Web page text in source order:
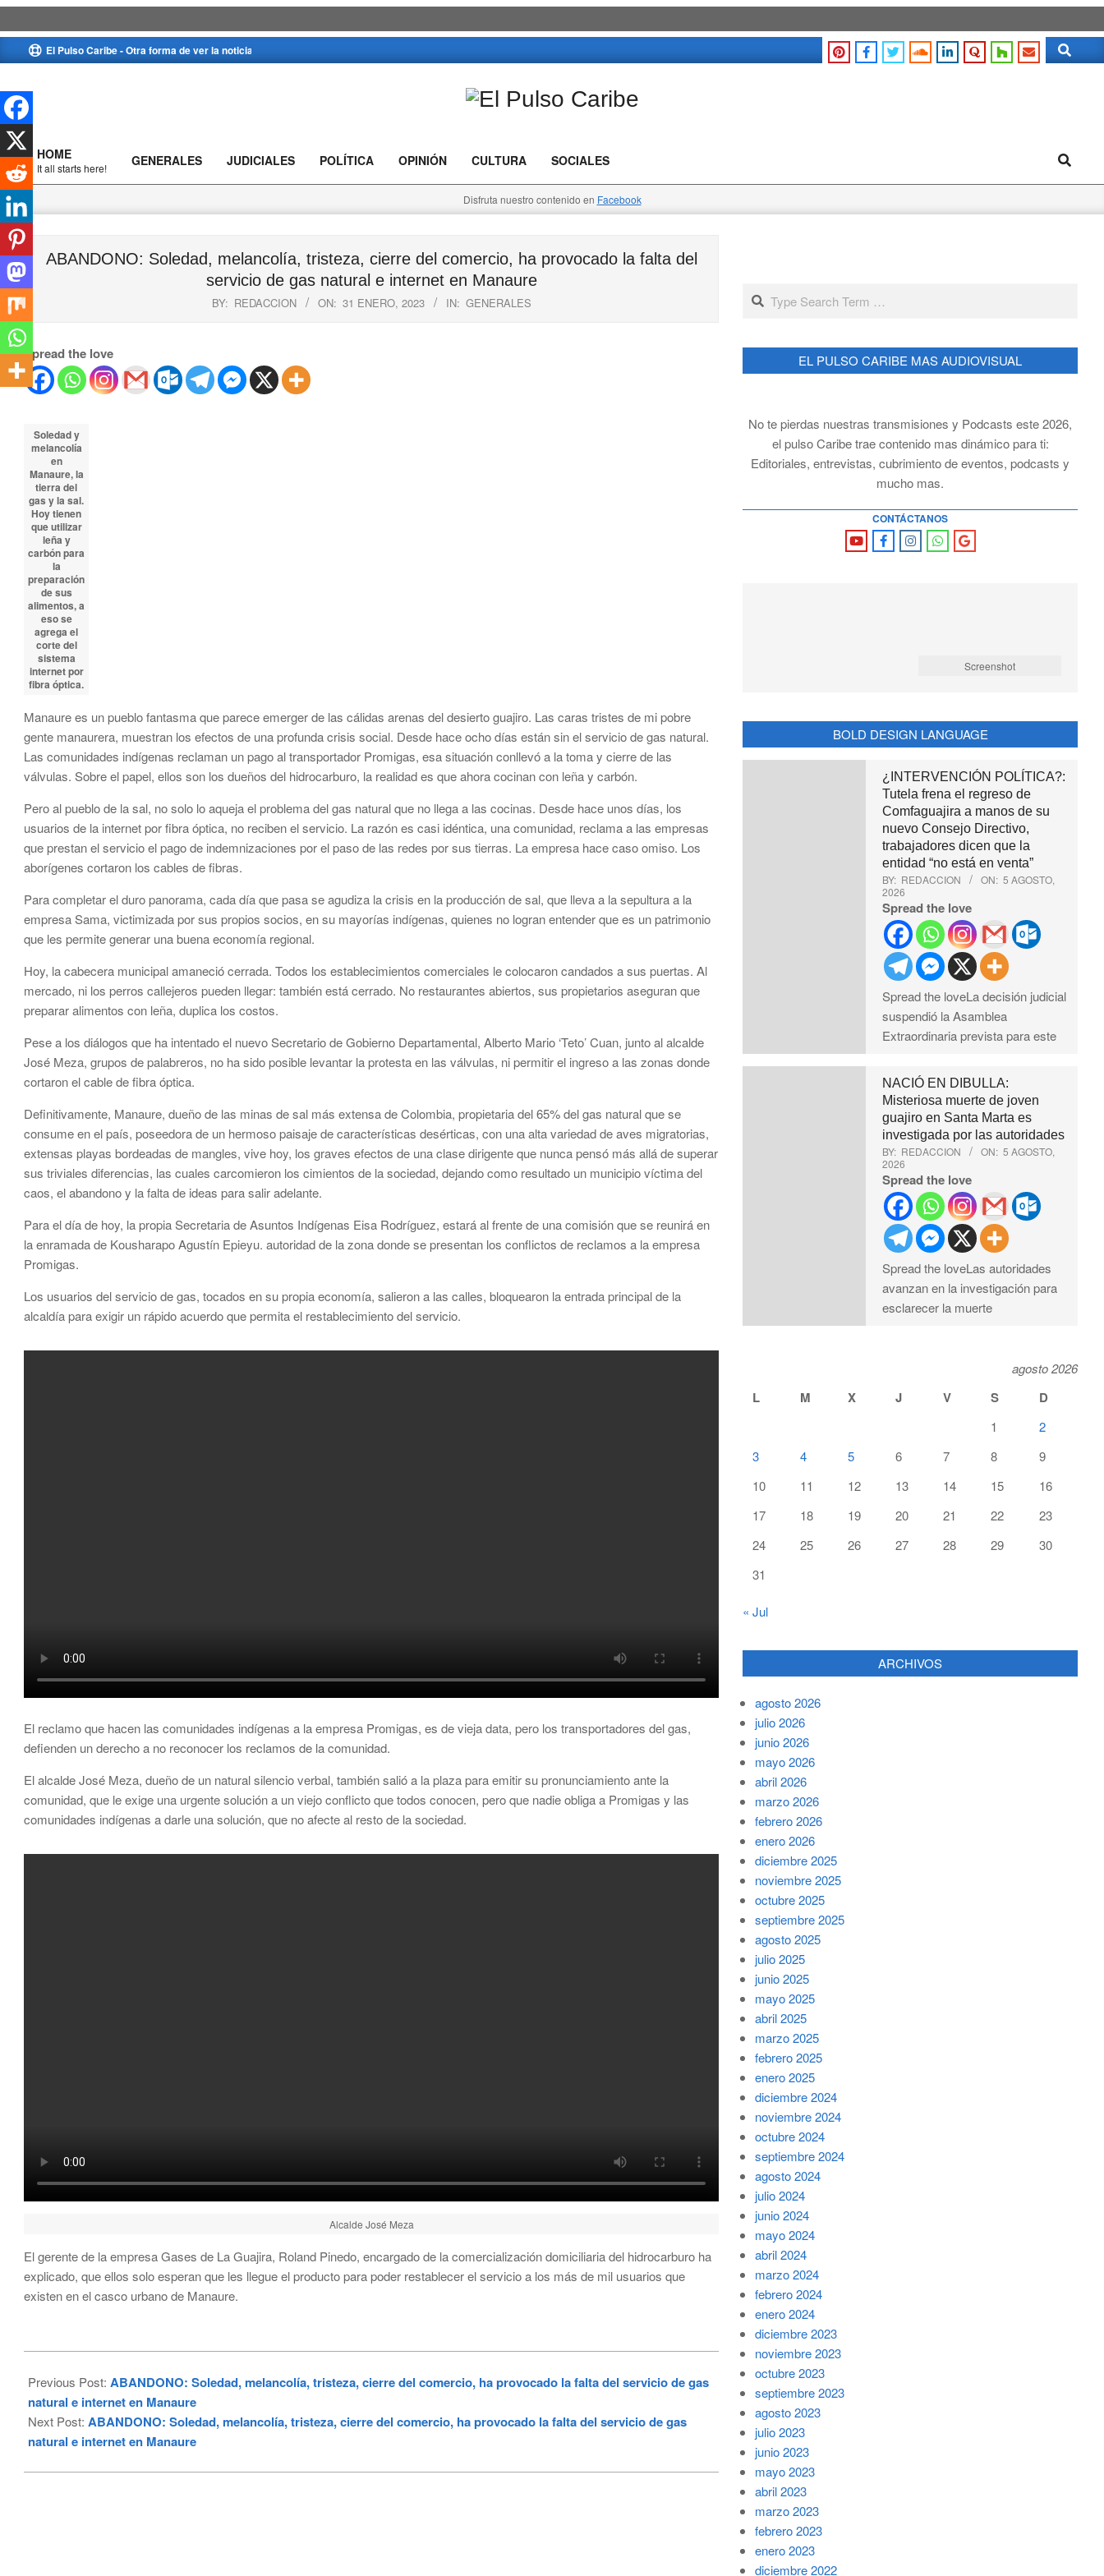
to
El Pulso Caribe - Otra forma de ver la noticia Search
Caribe
Primary
Navigation
Menu
HOME
It all starts here! GENERALES JUDICIALES POLÍTICA OPINIÓN CULTURA SOCIALES Search
Disfruta nuestro contenido en Facebook
ABANDONO: Soledad, melancolía, tristeza, cierre del comercio, ha provocado la falta del
servicio de gas natural e internet en Manaure
BY: REDACCION ON: 31 ENERO, 2023 IN: GENERALES
Spread the love
Soledad y
melancolía
en
Manaure, la
tierra del
gas y la sal.
Hoy tienen
que utilizar
leña y
carbón para
la
preparación
de sus
alimentos, a
eso se
agrega el
corte del
sistema
internet por
fibra óptica.
Manaure es un pueblo fantasma que parece emerger de las cálidas arenas del desierto guajiro. Las caras tristes de mi pobre
gente manaurera, muestran los efectos de una profunda crisis social. Desde hace ocho días están sin el servicio de gas natural.
Las comunidades indígenas reclaman un pago al transportador Promigas, esa situación conllevó a la toma y cierre de las
válvulas. Sobre el papel, ellos son los dueños del hidrocarburo, la realidad es que ahora cocinan con leña y carbón.
Pero al pueblo de la sal, no solo lo aqueja el problema del gas natural que no llega a las cocinas. Desde hace unos días, los
usuarios de la internet por fibra óptica, no reciben el servicio. La razón es casi idéntica, una comunidad, reclama a las empresas
que prestan el servicio el pago de indemnizaciones por el paso de las redes por sus tierras. La empresa hace caso omiso. Los
aborígenes cortaron los cables de fibras.
Para completar el duro panorama, cada día que pasa se agudiza la crisis en la producción de sal, que lleva a la sepultura a la
empresa Sama, victimizada por sus propios socios, en su mayorías indígenas, quienes no logran entender que es un patrimonio
que les permite generar una buena economía regional.
Hoy, la cabecera municipal amaneció cerrada. Todos los establecimientos comerciales le colocaron candados a sus puertas. Al
mercado, ni los perros callejeros pueden llegar: también está cerrado. No restaurantes abiertos, sus propietarios aseguran que
preparar alimentos con leña, duplica los costos.
Pese a los diálogos que ha intentado el nuevo Secretario de Gobierno Departamental, Alberto Mario ‘Teto’ Cuan, junto al alcalde
José Meza, grupos de palabreros, no ha sido posible levantar la protesta en las válvulas, ni permitir el ingreso a las zonas donde
cortaron el cable de fibra óptica.
Definitivamente, Manaure, dueño de las minas de sal más extensa de Colombia, propietaria del 65% del gas natural que se
consume en el país, poseedora de un hermoso paisaje de características desérticas, con una alta variedad de aves migratorias,
extensas playas bordeadas de mangles, vive hoy, los graves efectos de una clase dirigente que nunca pensó más allá de superar
sus triviales diferencias, las cuales carcomieron los cimientos de la sociedad, dejando como resultado un municipio víctima del
caos, el abandono y la falta de ideas para salir adelante.
Para el día de hoy, la propia Secretaria de Asuntos Indígenas Eisa Rodríguez, estará al frente de una comisión que se reunirá en
la enramada de Kousharapo Agustín Epieyu. autoridad de la zona donde se presentan los conflictos de reclamos a la empresa
Promigas.
Los usuarios del servicio de gas, tocados en su propia economía, salieron a las calles, bloquearon la entrada principal de la
alcaldía para exigir un rápido acuerdo que permita el restablecimiento del servicio.
El reclamo que hacen las comunidades indígenas a la empresa Promigas, es de vieja data, pero los transportadores del gas,
defienden un derecho a no reconocer los reclamos de la comunidad.
El alcalde José Meza, dueño de un natural silencio verbal, también salió a la plaza para emitir su pronunciamiento ante la
comunidad, que le exige una urgente solución a un viejo conflicto que todos conocen, pero que nadie obliga a Promigas y las
comunidades indígenas a darle una solución, que no afecte al resto de la sociedad.
Alcalde José Meza
El gerente de la empresa Gases de La Guajira, Roland Pinedo, encargado de la comercialización domiciliaria del hidrocarburo ha
explicado, que ellos solo esperan que les llegue el producto para poder restablecer el servicio a los más de mil usuarios que
existen en el casco urbano de Manaure.
01-
31
Previous Post: ABANDONO: Soledad, melancolía, tristeza, cierre del comercio, ha provocado la falta del servicio de gas
natural e internet en Manaure
Next Post: ABANDONO: Soledad, melancolía, tristeza, cierre del comercio, ha provocado la falta del servicio de gas
natural e internet en Manaure
Search
EL PULSO CARIBE MAS AUDIOVISUAL
No te pierdas nuestras transmisiones y Podcasts este 2026,
el pulso Caribe trae contenido mas dinámico para ti:
Editoriales, entrevistas, cubrimiento de eventos, podcasts y
mucho mas.
CONTÁCTANOS
Screenshot
BOLD DESIGN LANGUAGE
¿INTERVENCIÓN POLÍTICA?:
Tutela frena el regreso de
Comfaguajira a manos de su
nuevo Consejo Directivo,
trabajadores dicen que la
entidad “no está en venta”
BY: REDACCION ON: 5 AGOSTO,
2026
Spread the love
Spread the loveLa decisión judicial
suspendió la Asamblea
Extraordinaria prevista para este
NACIÓ EN DIBULLA:
Misteriosa muerte de joven
guajiro en Santa Marta es
investigada por las autoridades
BY: REDACCION ON: 5 AGOSTO,
2026
Spread the love
Spread the loveLas autoridades
avanzan en la investigación para
esclarecer la muerte
agosto 2026
L M X J V S D
1
2
3
4 5 6 7 8
9
10
11 12 13 14 15
16
17
18 19 20 21 22
23
24
25 26 27 28 29
30
31
« Jul
ARCHIVOS
agosto 2026
julio 2026
junio 2026
mayo 2026
abril 2026
marzo 2026
febrero 2026
enero 2026
diciembre 2025
noviembre 2025
octubre 2025
septiembre 2025
agosto 2025
julio 2025
junio 2025
mayo 2025
abril 2025
marzo 2025
febrero 2025
enero 2025
diciembre 2024
noviembre 2024
octubre 2024
septiembre 2024
agosto 2024
julio 2024
junio 2024
mayo 2024
abril 2024
marzo 2024
febrero 2024
enero 2024
diciembre 2023
noviembre 2023
octubre 2023
septiembre 2023
agosto 2023
julio 2023
junio 2023
mayo 2023
abril 2023
marzo 2023
febrero 2023
enero 2023
diciembre 2022